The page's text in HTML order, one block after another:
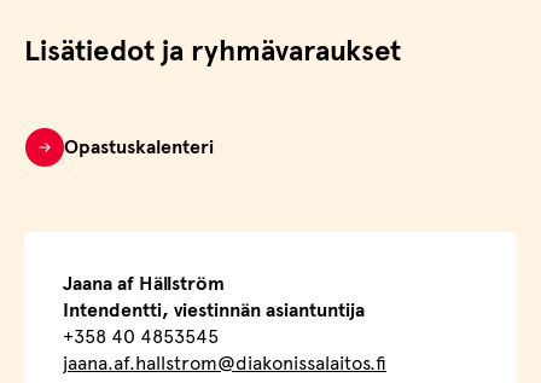
Lisätiedot ja ryhmävaraukset
Opastuskalenteri
Jaana af Hällström
Intendentti, viestinnän asiantuntija
+358 40 4853545
jaana.af.hallstrom@diakonissalaitos.fi